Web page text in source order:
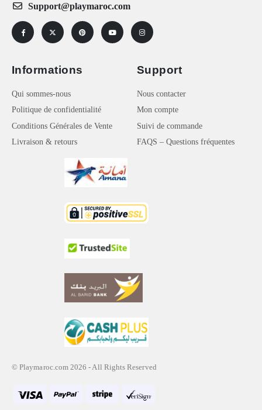
Support@playmaroc.com
Informations
Qui sommes-nous
Politique de confidentialité
Conditions Générales de Vente
Livraison & retours
Support
Nous contacter
Mon compte
Suivi de commande
FAQS – Questions fréquentes
© Playmaroc.com 2026 - All Rights Reserved